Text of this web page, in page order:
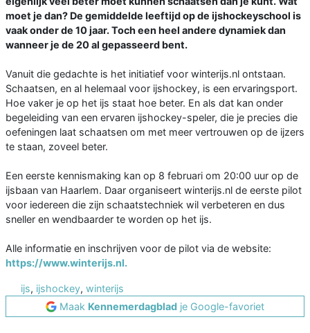
moet je dan? De gemiddelde leeftijd op de ijshockeyschool is
vaak onder de 10 jaar. Toch een heel andere dynamiek dan
wanneer je de 20 al gepasseerd bent.
Vanuit die gedachte is het initiatief voor winterijs.nl ontstaan.
Schaatsen, en al helemaal voor ijshockey, is een ervaringsport.
Hoe vaker je op het ijs staat hoe beter. En als dat kan onder
begeleiding van een ervaren ijshockey-speler, die je precies die
oefeningen laat schaatsen om met meer vertrouwen op de ijzers
te staan, zoveel beter.
Een eerste kennismaking kan op 8 februari om 20:00 uur op de
ijsbaan van Haarlem. Daar organiseert winterijs.nl de eerste pilot
voor iedereen die zijn schaatstechniek wil verbeteren en dus
sneller en wendbaarder te worden op het ijs.
Alle informatie en inschrijven voor de pilot via de website:
https://www.winterijs.nl.
ijs, ijshockey, winterijs
Maak Kennemerdagblad je Google-favoriet